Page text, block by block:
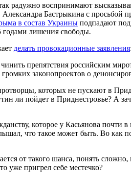
радужно воспринимают
Бастрыкина с
в состав Украины подпадают
годами лишения свободы.
делать провокационные заявления
препятствия российским
законопроектов о
которых не пускают в
ли пойдет в Приднестровье? А
которое у Касьянова
что такое может быть. Во как
от такого шанса, понять
уже пригрел себе местечко?